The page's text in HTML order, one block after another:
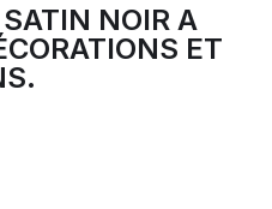
NOIR A
ET